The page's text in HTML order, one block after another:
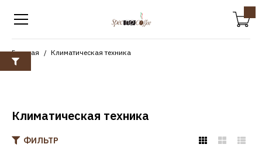
Главная Климатическая техника
Климатическая техника
ФИЛЬТР